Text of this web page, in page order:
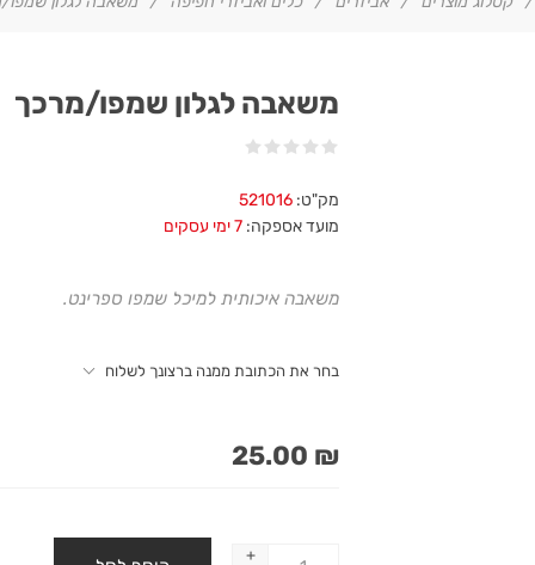
משאבה לגלון שמפו/מרכך
מק"ט: 521016
מועד אספקה: 7 ימי עסקים
משאבה איכותית למיכל שמפו ספרינט.
בחר את הכתובת ממנה ברצונך לשלוח
₪ 25.00
+